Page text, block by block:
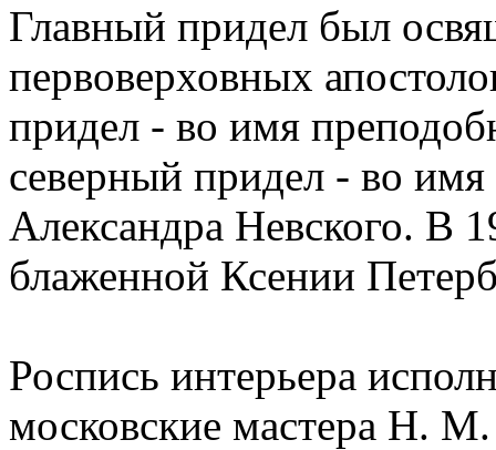
Главный придел был
первоверховных
придел - во имя
северный придел - во имя
Александра Невского. В
блаженной Ксении
Роспись интерьера
московские мастера Н.